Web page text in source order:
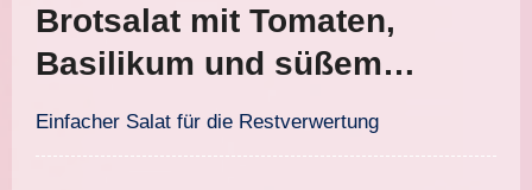
Brotsalat mit Tomaten,
Basilikum und süßem
Senfdressing
Einfacher Salat für die Restverwertung